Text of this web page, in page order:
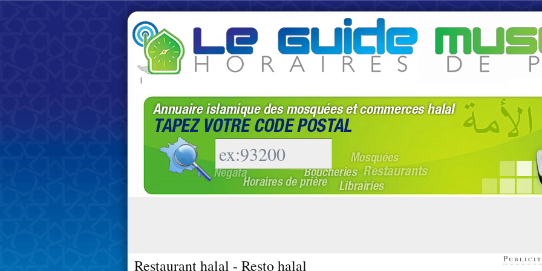
|
Restaurant halal - Resto halal